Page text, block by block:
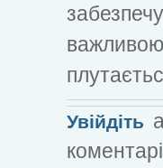
Увійдіть